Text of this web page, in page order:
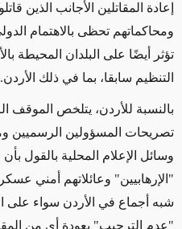
إعادة المقاتلين الأجانب الذين
ومحاكماتهم تحظى بالاهتمام
تؤثر أيضًا على البلدان المحيطة
التنظيم سابقا، بما في ذلك الأردن.
بالنسبة للأردن، يتلخص الموقف
تصريحات المسؤولين الرسميين
وسائل الإعلام المحلية بالقول
"الإرهابيين" وعائلاتهم أمني
شبه أجماع في الأردن سواء على
"عدم الترحيب" بعودة أي من